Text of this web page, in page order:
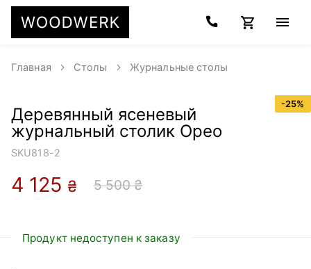
Главная Столы Журнальные столы
-25%
Деревянный ясеневый
журнальный столик Орео
SKU818-2
4 125 ₴ 5 500 ₴
Продукт недоступен к заказу